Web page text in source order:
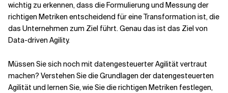
Verwandte Themen
wichtig zu erkennen, dass die Formulierung und Messung der
richtigen Metriken entscheidend für eine Transformation ist, die
das Unternehmen zum Ziel führt. Genau das ist das Ziel von
Data-driven Agility.
Müssen Sie sich noch mit datengesteuerter Agilität vertraut
machen? Verstehen Sie dieGrundlagen der datengesteuerten
Agilität und lernen Sie, wie Siedie richtigen Metriken festlegen,